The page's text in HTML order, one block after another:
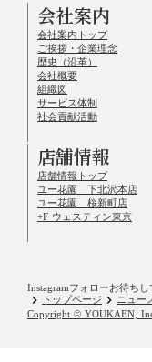
会社案内
会社案内トップ
ご挨拶・企業理念
歴史（沿革）
会社概要
組織図
サービス体制
社会貢献活動
店舗情報
店舗情報トップ
ユー花園 下北沢本店
ユー花園 桜新町店
+F ウェスティン東京
Instagramフォローお待ちし
keyboard_arrow_right トップページ keyboard_arrow_right ニュー
Copyright © YOUKAEN,